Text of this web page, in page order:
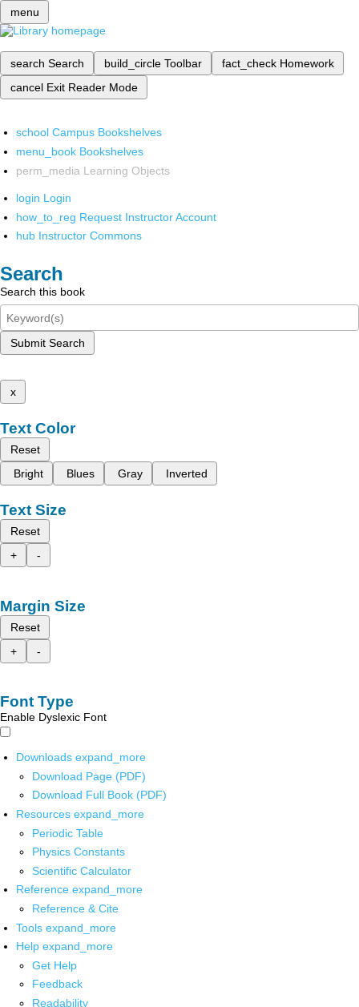
menu
search Search build_circle Toolbar fact_check Homework
cancel Exit Reader Mode
school Campus Bookshelves
menu_book Bookshelves
perm_media Learning Objects
login Login
how_to_reg Request Instructor Account
hub Instructor Commons
Search
Search this book
Submit Search
x
Text Color
Reset
Bright
Blues Gray Inverted
Text Size
Reset
+
-
Margin Size
Reset
+
-
Font Type
Enable Dyslexic Font
Downloads expand_more
Download Page (PDF)
Download Full Book (PDF)
Resources expand_more
Periodic Table
Physics Constants
Scientific Calculator
Reference expand_more
Reference & Cite
Tools expand_more
Help expand_more
Get Help
Feedback
Readability